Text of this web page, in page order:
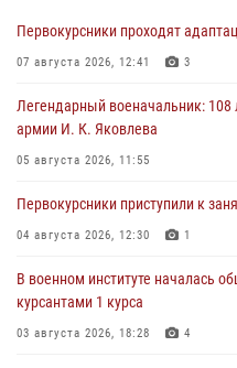
Первокурсники проходят
07 августа 2026, 12:41 3
Легендарный военачальник: 108
армии И. К. Яковлева
05 августа 2026, 11:55
Первокурсники приступили к
04 августа 2026, 12:30 1
В военном институте началась
курсантами 1 курса
03 августа 2026, 18:28 4